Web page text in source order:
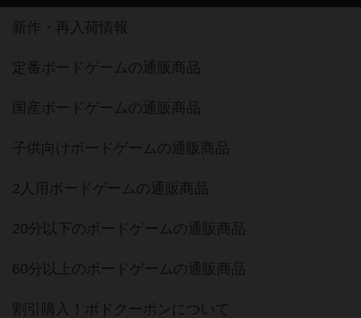
新作・再入荷情報
定番ボードゲームの通販商品
国産ボードゲームの通販商品
子供向けボードゲームの通販商品
2人用ボードゲームの通販商品
20分以下のボードゲームの通販商品
60分以上のボードゲームの通販商品
割引購入！ボドクーポンについて